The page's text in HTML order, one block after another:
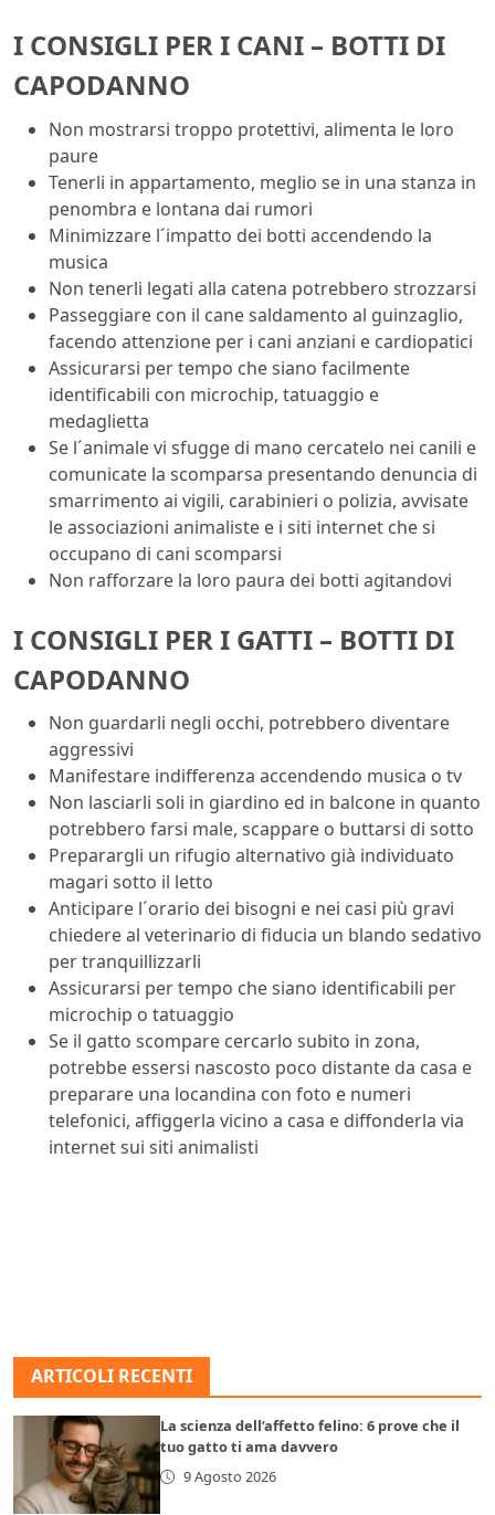
I CONSIGLI PER I CANI – BOTTI DI
CAPODANNO
Non mostrarsi troppo protettivi, alimenta le loro
paure
Tenerli in appartamento, meglio se in una stanza in
penombra e lontana dai rumori
Minimizzare l´impatto dei botti accendendo la
musica
Non tenerli legati alla catena potrebbero strozzarsi
Passeggiare con il cane saldamento al guinzaglio,
facendo attenzione per i cani anziani e cardiopatici
Assicurarsi per tempo che siano facilmente
identificabili con microchip, tatuaggio e
medaglietta
Se l´animale vi sfugge di mano cercatelo nei canili e
comunicate la scomparsa presentando denuncia di
smarrimento ai vigili, carabinieri o polizia, avvisate
le associazioni animaliste e i siti internet che si
occupano di cani scomparsi
Non rafforzare la loro paura dei botti agitandovi
I CONSIGLI PER I GATTI – BOTTI DI
CAPODANNO
Non guardarli negli occhi, potrebbero diventare
aggressivi
Manifestare indifferenza accendendo musica o tv
Non lasciarli soli in giardino ed in balcone in quanto
potrebbero farsi male, scappare o buttarsi di sotto
Preparargli un rifugio alternativo già individuato
magari sotto il letto
Anticipare l´orario dei bisogni e nei casi più gravi
chiedere al veterinario di fiducia un blando sedativo
per tranquillizzarli
Assicurarsi per tempo che siano identificabili per
microchip o tatuaggio
Se il gatto scompare cercarlo subito in zona,
potrebbe essersi nascosto poco distante da casa e
preparare una locandina con foto e numeri
telefonici, affiggerla vicino a casa e diffonderla via
internet sui siti animalisti
ARTICOLI RECENTI
La scienza dell’affetto felino: 6 prove che il
tuo gatto ti ama davvero
9 Agosto 2026